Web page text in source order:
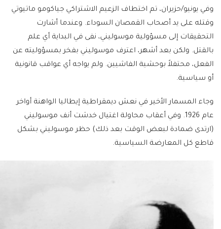
وفي يونيو/حزيران، تم اختطاف الزعيم الاشتراكي جياكومو ماتيوتي
وقتله على يد أصحاب القمصان السوداء. وعندما أشارت
التحقيقات إلى مسؤولية موسوليني، نفى في البداية أي علم
بالقتل. ولكن بعد أشهر، اعترف موسوليني بفخر بمسؤوليته عن
الفعل، محتفلاً بوحشية الفاشيين. ولم يواجه أي عواقب قانونية
أو سياسية.
وجاء المسمار الأخير في نعش ديمقراطية إيطاليا الواهنة أواخر
عام 1926. وفي أعقاب محاولة اغتيال خدشت أنف موسوليني
(ارتدى ضمادة لبعض الوقت بعد ذلك) حظر موسوليني بشكل
قاطع كل المعارضة السياسية.